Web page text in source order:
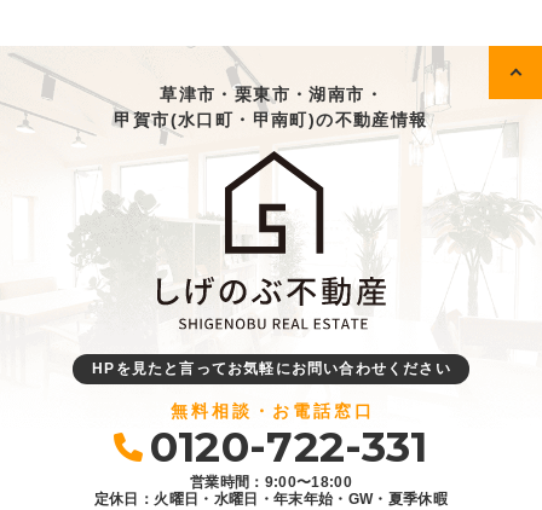
草津市・栗東市・湖南市・
甲賀市(水口町・甲南町)の不動産情報
HPを見たと言ってお気軽にお問い合わせください
無料相談・お電話窓口
0120-722-331
営業時間：9:00〜18:00
定休日：火曜日・水曜日・年末年始・GW・夏季休暇